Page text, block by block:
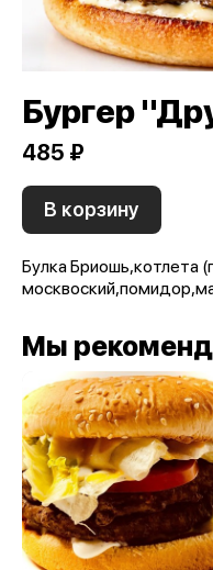
Бургер
485 ₽
В корзину
Булка Бриошь,котлета
Мы